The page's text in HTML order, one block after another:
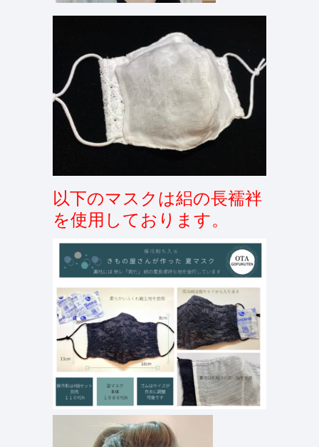
以下のマスクは絽の長襦袢
を使用しております。